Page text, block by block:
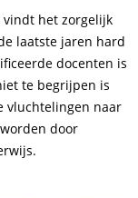
vindt het zorgelijk
laatste jaren hard
docenten is
te begrijpen is
vluchtelingen naar
door